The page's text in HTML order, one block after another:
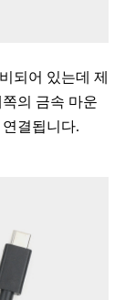
되어 있는데 제
의 금속 마운
결됩니다.